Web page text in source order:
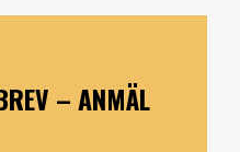
– ANMÄL